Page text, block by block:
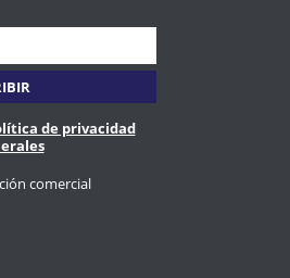
de privacidad
comercial